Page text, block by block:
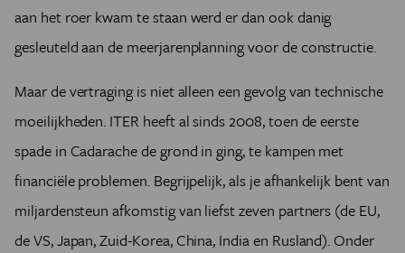
aan het roer kwam te staan werd er dan ook danig
gesleuteld aan de meerjarenplanning voor de constructie.
Maar de vertraging is niet alleen een gevolg van technische
moeilijkheden. ITER heeft al sinds 2008, toen de eerste
spade in Cadarache de grond in ging, te kampen met
financiële problemen. Begrijpelijk, als je afhankelijk bent van
miljardensteun afkomstig van liefst zeven partners (de EU,
de VS, Japan, Zuid-Korea, China, India en Rusland). Onder